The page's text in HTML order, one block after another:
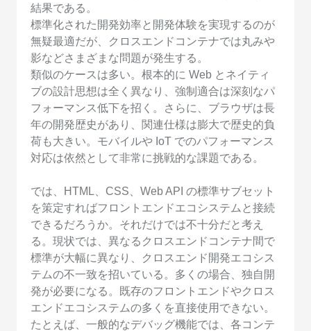
結果である。
標準化された開発効率と開発体験を実現するのが
無疑最適だが、クロスエンドコンテナでは丸みや
影などさまざまな問題が発生する。
類似のケースは多い。根本的に Web とネイティ
ブの設計思想は全く異なり、強制適合は深刻なパ
フォーマンス低下を招く。さらに、ブラウザは長
年の開発歴史があり、関連仕様は膨大で歴史的負
荷も大きい。モバイルや IoT でのパフォーマンス
対応は依然として非常に挑戦的な課題である。
では、HTML、CSS、Web API の標準サブセット
を策定すればフロントエンドエコシステムと接続
できるだろうか。それだけでは不十分だと考え
る。現状では、異なるクロスエンドコンテナ間で
標準が大幅に異なり、クロスエンド開発エコシス
テムの不一致を招いている。多くの場合、独自開
発が必要になる。既存のフロントエンドやクロス
エンドエコシステムの多くを直接使用できない。
たとえば、一般的なデバッグ機能では、各コンテ